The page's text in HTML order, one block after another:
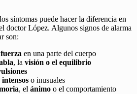
síntomas puede hacer la diferencia en
doctor López. Algunos signos de alarma
son:
fuerza en una parte del cuerpo
, la visión o el equilibrio
intensos o inusuales
, el ánimo o el comportamiento